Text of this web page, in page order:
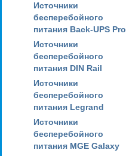
Источники
бесперебойного
питания Back-UPS Pro
Источники
бесперебойного
питания DIN Rail
Источники
бесперебойного
питания Legrand
Источники
бесперебойного
питания MGE Galaxy